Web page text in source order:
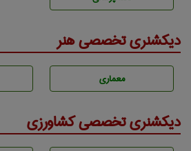
دیکشنری تخصصی هنر
معماری
دیکشنری تخصصی کشاورزی